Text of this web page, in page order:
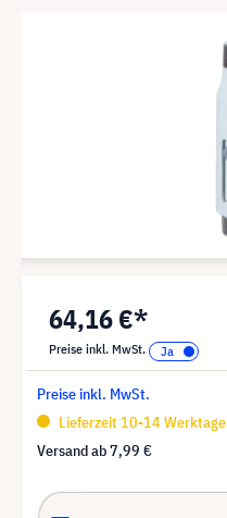
64,16 €*
Preise inkl. MwSt.
Preise inkl. MwSt.
Lieferzeit 10-14 Werktage
Versand ab7,99 €